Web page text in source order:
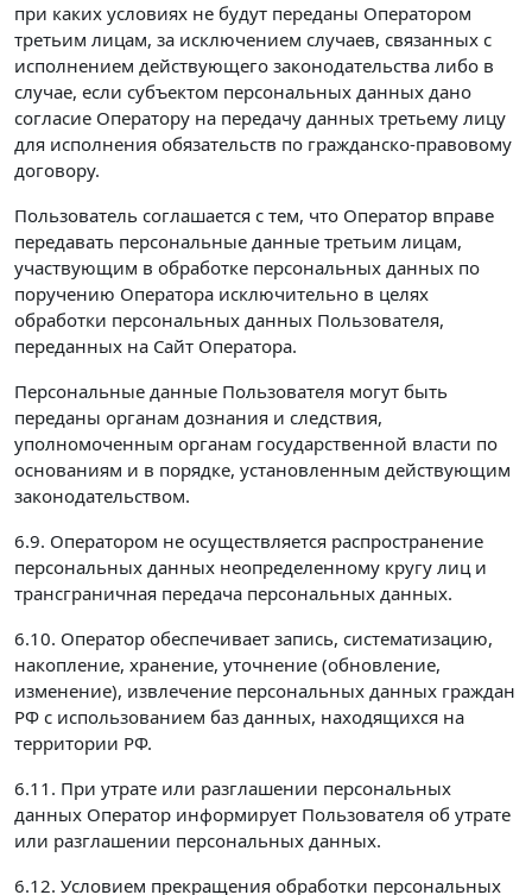
при каких условиях не будут переданы Оператором
третьим лицам, за исключением случаев, связанных с
исполнением действующего законодательства либо в
случае, если субъектом персональных данных дано
согласие Оператору на передачу данных третьему лицу
для исполнения обязательств по гражданско-правовому
договору.
Пользователь соглашается с тем, что Оператор вправе
передавать персональные данные третьим лицам,
участвующим в обработке персональных данных по
поручению Оператора исключительно в целях
обработки персональных данных Пользователя,
переданных на Сайт Оператора.
Персональные данные Пользователя могут быть
переданы органам дознания и следствия,
уполномоченным органам государственной власти по
основаниям и в порядке, установленным действующим
законодательством.
6.9. Оператором не осуществляется распространение
персональных данных неопределенному кругу лиц и
трансграничная передача персональных данных.
6.10. Оператор обеспечивает запись, систематизацию,
накопление, хранение, уточнение (обновление,
изменение), извлечение персональных данных граждан
РФ с использованием баз данных, находящихся на
территории РФ.
6.11. При утрате или разглашении персональных
данных Оператор информирует Пользователя об утрате
или разглашении персональных данных.
6.12. Условием прекращения обработки персональных